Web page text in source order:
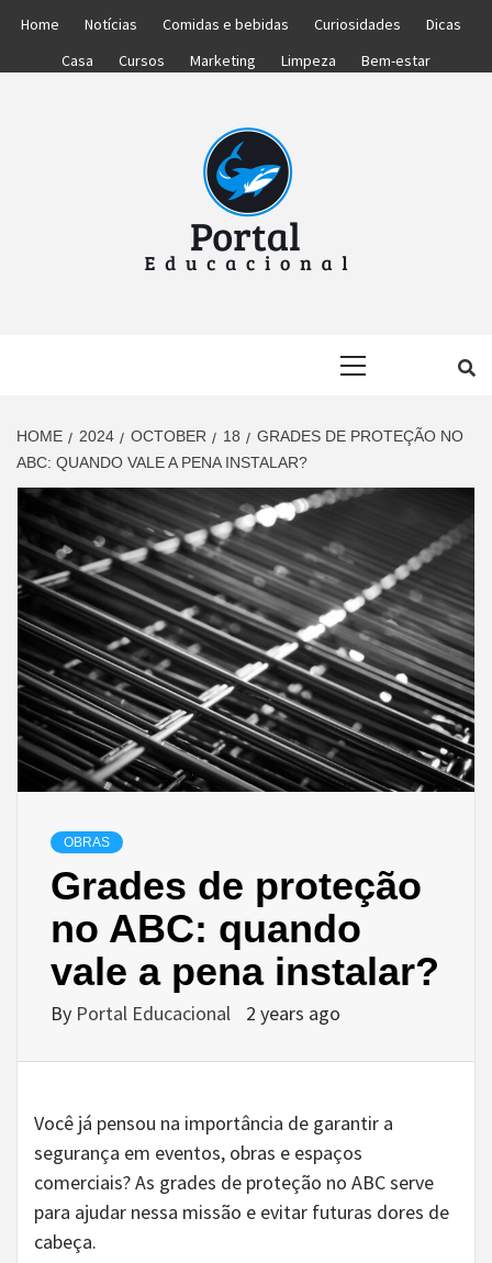
Home Notícias Comidas e bebidas Curiosidades
Dicas
Casa
Cursos Marketing Limpeza Bem-estar
HOME 2024 OCTOBER 18
GRADES DE PROTEÇÃO NO
ABC: QUANDO VALE A PENA INSTALAR?
OBRAS
Grades de proteção
no ABC: quando
vale a pena instalar?
By Portal Educacional 2 years ago
Você já pensou na importância de garantir a
segurança em eventos, obras e espaços
comerciais? As grades de proteção no ABCserve
para ajudar nessa missão e evitar futuras dores de
cabeça.